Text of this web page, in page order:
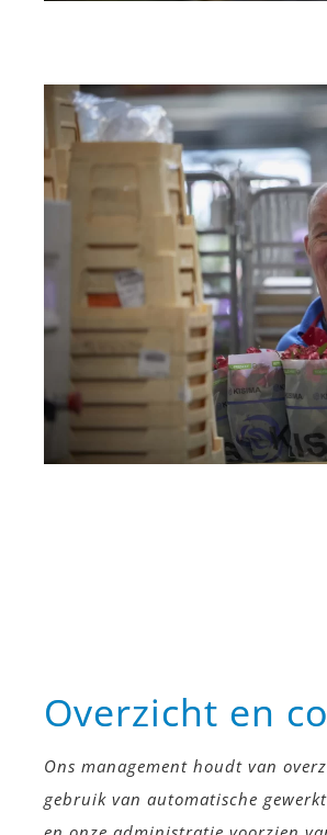
Overzicht en
Ons management houdt van
gebruik van automatische